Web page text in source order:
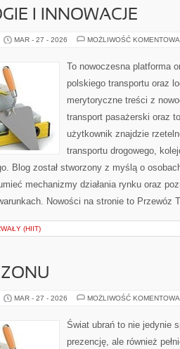
I INNOWACJE
MAR - 27 - 2026 MOŻLIWOŚĆ
To nowoczesna platforma
polskiego transportu oraz
merytoryczne treści z
transport pasażerski oraz
użytkownik znajdzie
transportu drogowego,
Blog został stworzony z myślą o
mechanizmy działania rynku oraz
Nowości na stronie to Przewóz
(HIIT)
MAR - 27 - 2026 MOŻLIWOŚĆ
Świat ubrań to nie jedynie
prezencję, ale również